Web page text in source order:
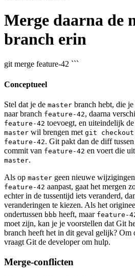
Merge daarna de
branch erin
git merge feature-42 ```
Conceptueel
Stel dat je de master branch hebt, die
naar branch feature-42, daarna
feature-42 toevoegt, en uiteindelijk
master wil brengen met git
feature-42. Git pakt dan de diff
commit van feature-42 en voert die
master.
Als op master geen nieuwe
feature-42 aanpast, gaat het mergen
echter in de tussentijd iets veranderd,
veranderingen te kiezen. Als het
ondertussen bbb heeft, maar feature-
moet zijn, kan je je voorstellen dat Git
branch heeft het in dit geval gelijk? Om
vraagt Git de developer om hulp.
Merge-conflicten